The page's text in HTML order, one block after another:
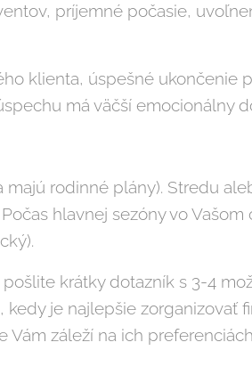
príjemné počasie,
klienta, úspešné ukončenie
má väčší emocionálny
rodinné plány). Stredu
hlavnej sezóny vo Vašom
krátky dotazník s 3-4
je najlepšie zorganizovať
Vám záleží na ich